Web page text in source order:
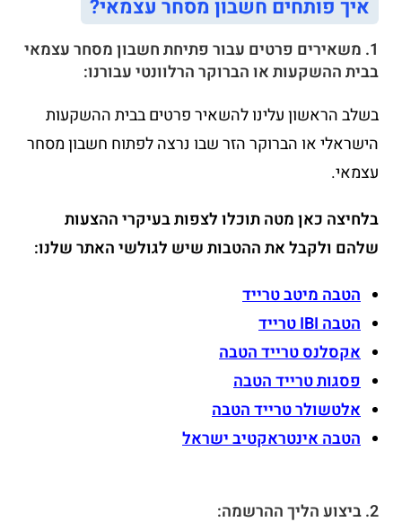
איך פותחים חשבון מסחר עצמאי?
1. משאירים פרטים עבור פתיחת חשבון מסחר עצמאי
בבית ההשקעות או הברוקר הרלוונטי עבורנו:
בשלב הראשון עלינו להשאיר פרטים בבית ההשקעות
הישראלי או הברוקר הזר שבו נרצה לפתוח חשבון מסחר
עצמאי.
בלחיצה כאן מטה תוכלו לצפות בעיקרי ההצעות
שלהם ולקבל את ההטבות שיש לגולשי האתר שלנו:
הטבה מיטב טרייד
הטבה IBI טרייד
אקסלנס טרייד הטבה
פסגות טרייד הטבה
אלטשולר טרייד הטבה
הטבה אינטראקטיב ישראל
2. ביצוע הליך ההרשמה: